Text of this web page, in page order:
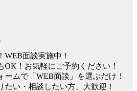
面談実施中！
OK！お気軽にご予約ください！
ームで「WEB面談」を選ぶだけ！
たい・相談したい方、大歓迎！